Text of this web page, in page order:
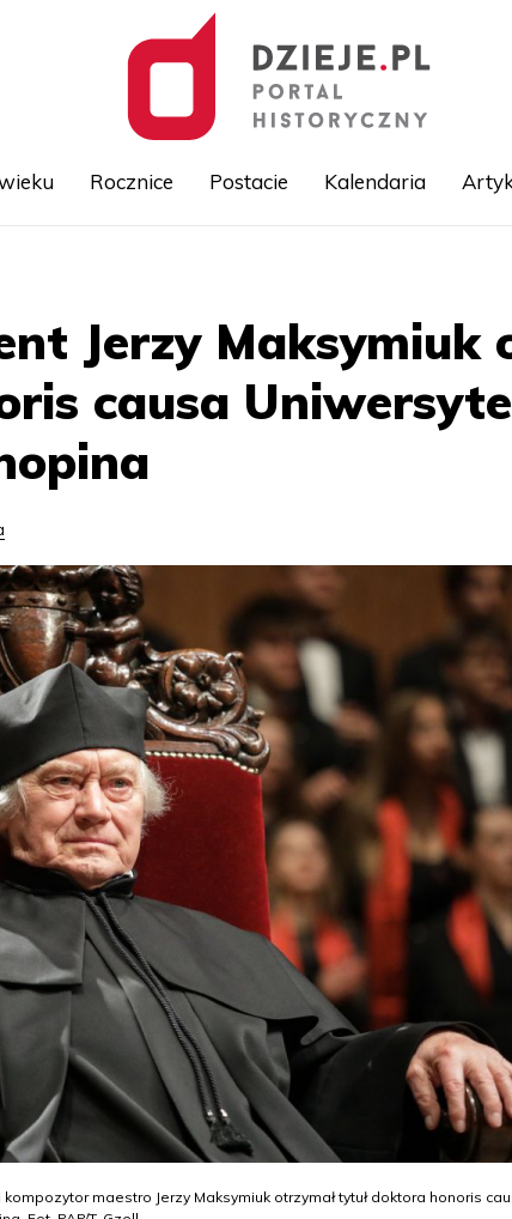
Rocznice Postacie Kalendaria
Jerzy Maksymiuk
causa
maestro Jerzy Maksymiuk otrzymał tytuł doktora honoris